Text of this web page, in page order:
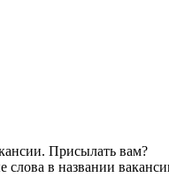
Присылать вам?
слова в названии